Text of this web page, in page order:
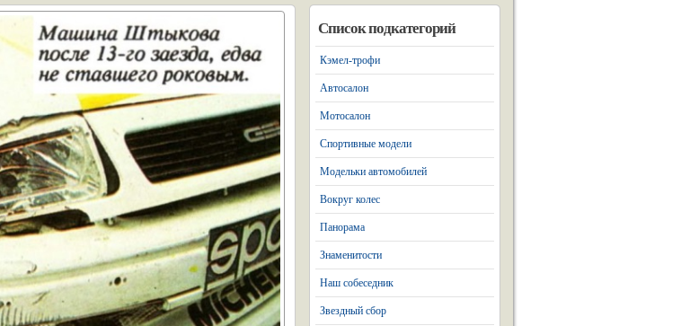
Список подкатегорий
Кэмел-трофи
Автосалон
Мотосалон
Спортивные модели
Модельки автомобилей
Вокруг колес
Панорама
Знаменитости
Наш собеседник
Звездный сбор